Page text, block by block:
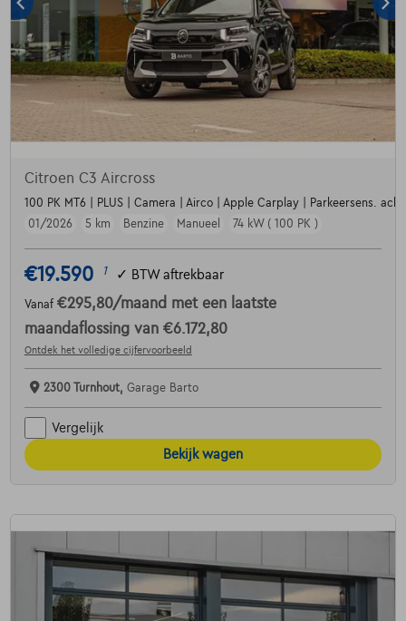
Citroen C3 Aircross
100 PK MT6 | PLUS | Camera | Airco | Apple Carplay | Parkeersens.
01/2026
5 km Benzine Manueel 74 kW ( 100 PK )
€19.590 1 ✓ BTW aftrekbaar
Vanaf €295,80/maand met een laatste
maandaflossing van €6.172,80
Ontdek het volledige cijfervoorbeeld
2300 Turnhout, Garage Barto
Vergelijk
Bekijk wagen